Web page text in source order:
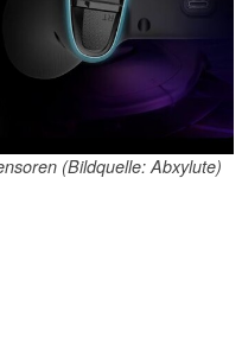
(Bildquelle: Abxylute)